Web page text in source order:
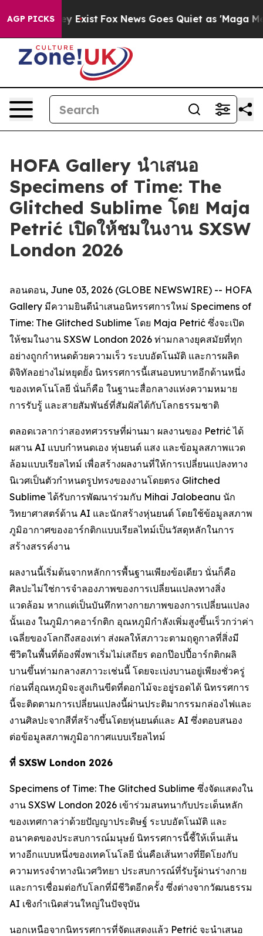
AGP PICKS
Proof They Exist Fox News Goes Quiet as 'Maga
HOFA Gallery นำเสนอ
Specimens of Time: The
Glitched Sublime โดย Maja
Petrić เปิดให้ชมในงาน SXSW
London 2026
ลอนดอน, June 03, 2026 (GLOBE NEWSWIRE) -- HOFA
Gallery มีความยินดีนำเสนอนิทรรศการใหม่ Specimens of
Time: The Glitched Sublime โดย Maja Petrić ซึ่งจะเปิด
ให้ชมในงาน SXSW London 2026 ท่ามกลางยุคสมัยที่ทุก
อย่างถูกกำหนดด้วยความเร็ว ระบบอัตโนมัติ และการผลิต
ดิจิทัลอย่างไม่หยุดยั้ง นิทรรศการนี้เสนอบทบาทอีกด้านหนึ่ง
ของเทคโนโลยี นั่นก็คือ ในฐานะสื่อกลางแห่งความหมาย
การรับรู้ และสายสัมพันธ์ที่สัมผัสได้กับโลกธรรมชาติ
ตลอดเวลากว่าสองทศวรรษที่ผ่านมา ผลงานของ Petrić ได้
ผสาน AI แบบกำหนดเอง หุ่นยนต์ แสง และข้อมูลสภาพแวด
ล้อมแบบเรียลไทม์ เพื่อสร้างผลงานที่ให้การเปลี่ยนแปลงทาง
นิเวศเป็นตัวกำหนดรูปทรงของงานโดยตรง Glitched
Sublime ได้รับการพัฒนาร่วมกับ Mihai Jalobeanu นัก
วิทยาศาสตร์ด้าน AI และนักสร้างหุ่นยนต์ โดยใช้ข้อมูลสภาพ
ภูมิอากาศของอาร์กติกแบบเรียลไทม์เป็นวัสดุหลักในการ
สร้างสรรค์งาน
ผลงานนี้เริ่มต้นจากหลักการพื้นฐานเพียงข้อเดียว นั่นก็คือ
ศิลปะไม่ใช่การจำลองภาพของการเปลี่ยนแปลงทางสิ่ง
แวดล้อม หากแต่เป็นบันทึกทางกายภาพของการเปลี่ยนแปลง
นั้นเอง ในภูมิภาคอาร์กติก อุณหภูมิกำลังเพิ่มสูงขึ้นเร็วกว่าค่า
เฉลี่ยของโลกถึงสองเท่า ส่งผลให้สภาวะตามฤดูกาลที่สิ่งมี
ชีวิตในพื้นที่ต้องพึ่งพาเริ่มไม่เสถียร ดอกป๊อปปี้อาร์กติกผลิ
บานขึ้นท่ามกลางสภาวะเช่นนี้ โดยจะเบ่งบานอยู่เพียงชั่วครู่
ก่อนที่อุณหภูมิจะสูงเกินขีดที่ดอกไม้จะอยู่รอดได้ นิทรรศการ
นี้จะติดตามการเปลี่ยนแปลงนี้ผ่านประติมากรรมกล่องไฟและ
งานศิลปะจากสีที่สร้างขึ้นโดยหุ่นยนต์และ AI ซึ่งตอบสนอง
ต่อข้อมูลสภาพภูมิอากาศแบบเรียลไทม์
ที่ SXSW London 2026
Specimens of Time: The Glitched Sublime ซึ่งจัดแสดงใน
งาน SXSW London 2026 เข้าร่วมสนทนากับประเด็นหลัก
ของเทศกาลว่าด้วยปัญญาประดิษฐ์ ระบบอัตโนมัติ และ
อนาคตของประสบการณ์มนุษย์ นิทรรศการนี้ชี้ให้เห็นเส้น
ทางอีกแบบหนึ่งของเทคโนโลยี นั่นคือเส้นทางที่ยึดโยงกับ
ความทรงจำทางนิเวศวิทยา ประสบการณ์ที่รับรู้ผ่านร่างกาย
และการเชื่อมต่อกับโลกที่มีชีวิตอีกครั้ง ซึ่งต่างจากวัฒนธรรม
AI เชิงกำเนิดส่วนใหญ่ในปัจจุบัน
นอกเหนือจากนิทรรศการที่จัดแสดงแล้ว Petrić จะนำเสนอ